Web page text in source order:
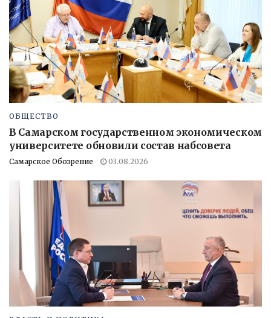
ОБЩЕСТВО
В Самарском государственном экономическом
университете обновили состав набсовета
Самарское Обозрение 03.08.2026